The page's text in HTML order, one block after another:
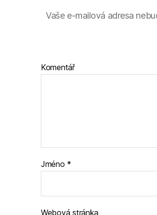
Vaše e-mailová adresa
Komentář
Jméno *
Webová stránka